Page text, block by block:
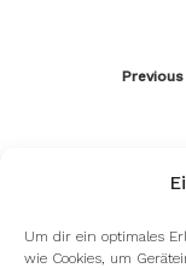
Um dir ein optimales
wie Cookies, um
Previous